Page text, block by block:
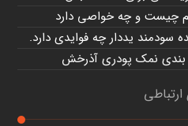
چیست و چه خواصی دارد
سودمند یددار چه فوایدی دارد.
بندی نمک پودری آذرخش